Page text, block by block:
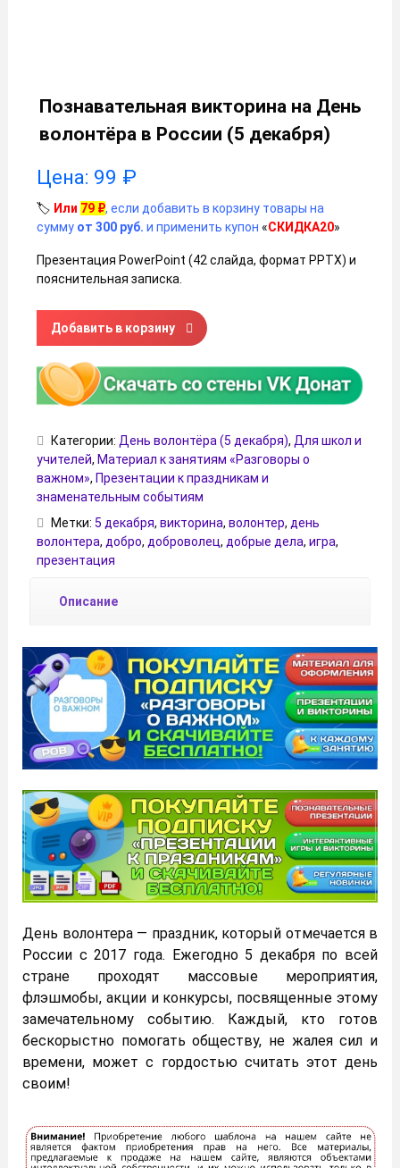
Познавательная викторина на День
волонтёра в России (5 декабря)
Цена: 99 ₽
🏷️ Или 79 ₽, если добавить в корзину товары на
сумму от 300 руб. и применить купон «СКИДКА20»
Презентация PowerPoint (42 слайда, формат PPTX) и
пояснительная записка.
Количество товара Познавательная викторина на День
Добавить в корзину
Категории: День волонтёра (5 декабря), Для школ и
учителей, Материал к занятиям «Разговоры о
важном», Презентации к праздникам и
знаменательным событиям
Метки: 5 декабря, викторина, волонтер, день
волонтера, добро, доброволец, добрые дела, игра,
презентация
Описание
День волонтера — праздник, который отмечается в
России с 2017 года. Ежегодно 5 декабря по всей
стране проходят массовые мероприятия,
флэшмобы, акции и конкурсы, посвященные этому
замечательному событию. Каждый, кто готов
бескорыстно помогать обществу, не жалея сил и
времени, может с гордостью считать этот день
своим!